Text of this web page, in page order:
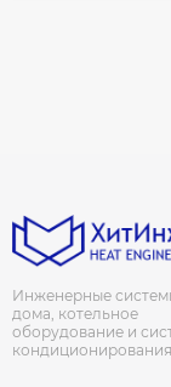
Инженерные
дома, котельное
оборудование и
кондиционирования